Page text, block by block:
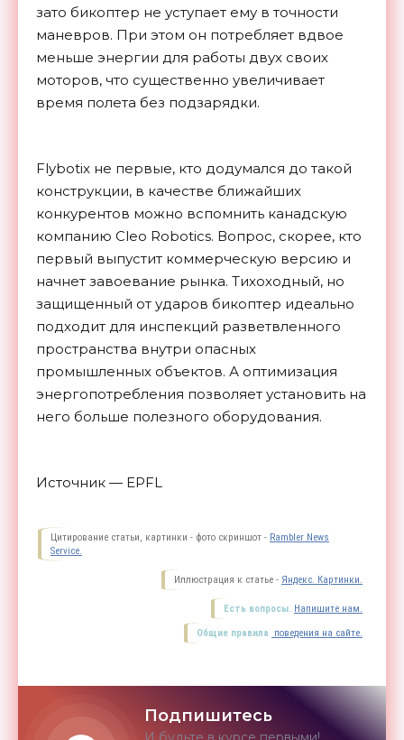
зато бикоптер не уступает ему в точности
маневров. При этом он потребляет вдвое
меньше энергии для работы двух своих
моторов, что существенно увеличивает
время полета без подзарядки.
Flybotix не первые, кто додумался до такой
конструкции, в качестве ближайших
конкурентов можно вспомнить канадскую
компанию Cleo Robotics. Вопрос, скорее, кто
первый выпустит коммерческую версию и
начнет завоевание рынка. Тихоходный, но
защищенный от ударов бикоптер идеально
подходит для инспекций разветвленного
пространства внутри опасных
промышленных объектов. А оптимизация
энергопотребления позволяет установить на
него больше полезного оборудования.
Источник — EPFL
Цитирование статьи, картинки - фото скриншот - Rambler News
Service.
Иллюстрация к статье - Яндекс. Картинки.
Есть вопросы. Напишите нам.
Общие правила поведения на сайте.
Подпишитесь